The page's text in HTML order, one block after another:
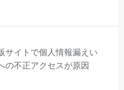
サイトで個人情報漏えい
の不正アクセスが原因